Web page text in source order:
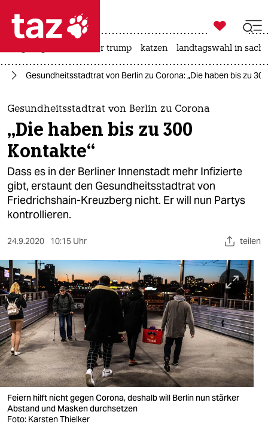
 taz zahl ich
taz zahl ich
themen
politik
öko
gesellschaft
kultur
sport
berlin
nord
wahrheit
verlag
verlag
veranstaltungen
shop

taz zahl ich
usa unter trump katzen landtagswahl in
Gesundheitsstadtrat von Berlin zu Corona: „Die haben bis zu
Gesundheitsstadtrat von Berlin zu Corona
„Die haben bis zu 300
Kontakte“
Dass es in der Berliner Innenstadt mehr Infizierte
gibt, erstaunt den Gesundheitsstadtrat von
Friedrichshain-Kreuzberg nicht. Er will nun Partys
kontrollieren.
24.9.2020 10:15 Uhr teilen
Feiern hilft nicht gegen Corona, deshalb will Berlin nun stärker
Abstand und Masken durchsetzen
Foto: Karsten Thielker